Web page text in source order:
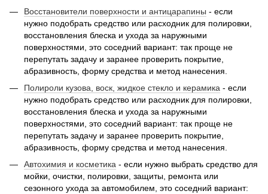
Восстановители поверхности и антицарапины - если
нужно подобрать средство или расходник для полировки,
восстановления блеска и ухода за наружными
поверхностями, это соседний вариант: так проще не
перепутать задачу и заранее проверить покрытие,
абразивность, форму средства и метод нанесения.
Полироли кузова, воск, жидкое стекло и керамика - если
нужно подобрать средство или расходник для полировки,
восстановления блеска и ухода за наружными
поверхностями, это соседний вариант: так проще не
перепутать задачу и заранее проверить покрытие,
абразивность, форму средства и метод нанесения.
Автохимия и косметика - если нужно выбрать средство для
мойки, очистки, полировки, защиты, ремонта или
сезонного ухода за автомобилем, это соседний вариант: